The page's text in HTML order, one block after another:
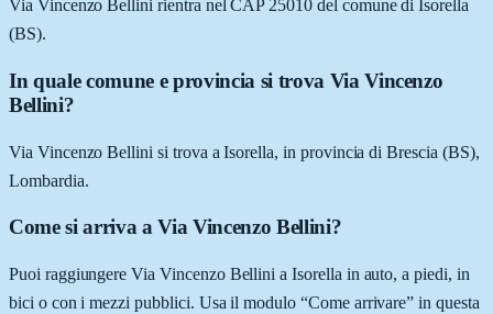
Via Vincenzo Bellini rientra nel CAP 25010 del comune di Isorella
(BS).
In quale comune e provincia si trova Via Vincenzo
Bellini?
Via Vincenzo Bellini si trova a Isorella, in provincia di Brescia (BS),
Lombardia.
Come si arriva a Via Vincenzo Bellini?
Puoi raggiungere Via Vincenzo Bellini a Isorella in auto, a piedi, in
bici o con i mezzi pubblici. Usa il modulo “Come arrivare” in questa